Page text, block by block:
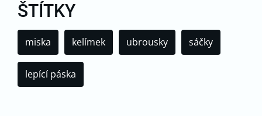
ŠTÍTKY
miska kelímek ubrousky sáčky
lepící páska